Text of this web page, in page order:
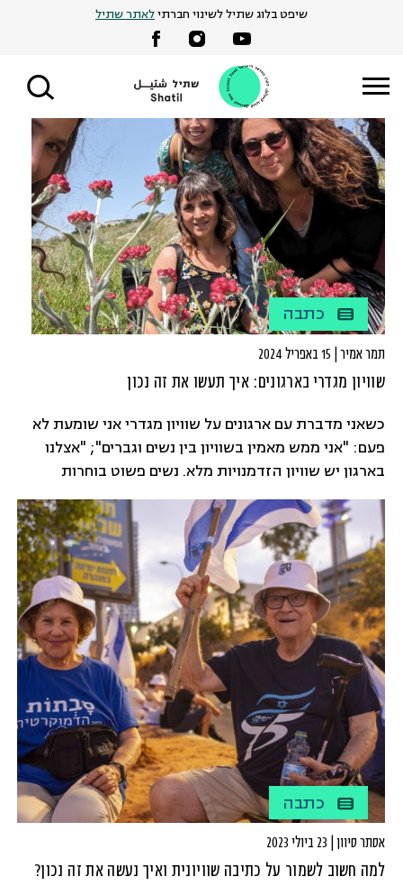
שיפט בלוג שתיל לשינוי חברתילאתר שתיל
כתבה
תמר אמיר | 15 באפריל 2024
שוויון מגדרי בארגונים: איך תעשו את זה נכון
כשאני מדברת עם ארגונים על שוויון מגדרי אני שומעת לא
פעם: "אני ממש מאמין בשוויון בין נשים וגברים"; "אצלנו
בארגון יש שוויון הזדמנויות מלא. נשים פשוט בוחרות
שלא להתקדם"; "פער בין גברים ונשים זה משהו של פעם,
היום יש הזדמנות שווה לכל מי שרוצה"; "אם אני הגעתי
לתפקיד שלי כאישה עם 4 ילדים, כולן יכולות"; "היום
לבנות שלי יש את מרחב ההזדמנויות בדיוק כמו לבנים
שלי"
כתבה
אסתר סיוון | 23 ביולי 2023
למה חשוב לשמור על כתיבה שוויונית ואיך נעשה את זה נכון?